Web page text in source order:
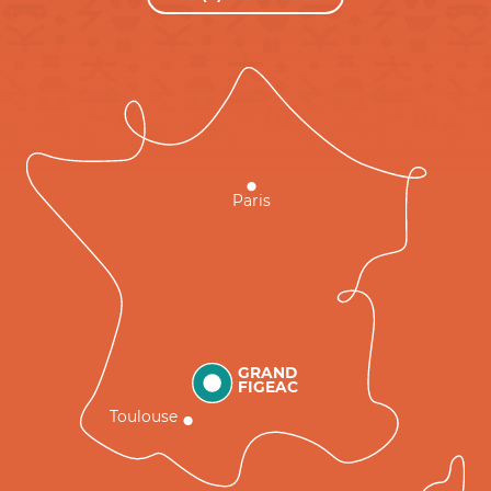
GRAND
FIGEAC
Toulouse
Paris